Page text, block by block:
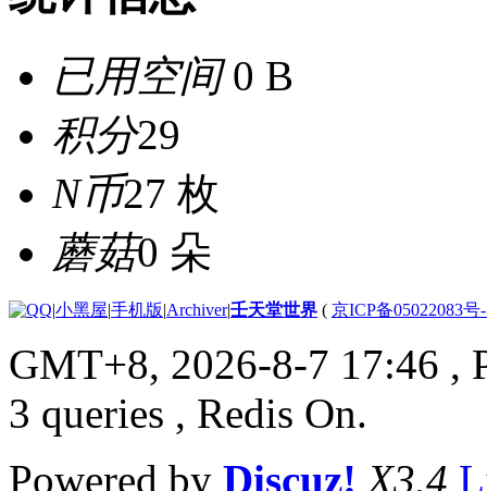
已用空间0 B
积分29
N币27 枚
蘑菇0 朵
|小黑屋|手机版|Archiver|壬天堂世界 ( 京ICP备05022083号
GMT+8, 2026-8-7 17:46 ,
3 queries , Redis On.
Powered by Discuz! X3.4